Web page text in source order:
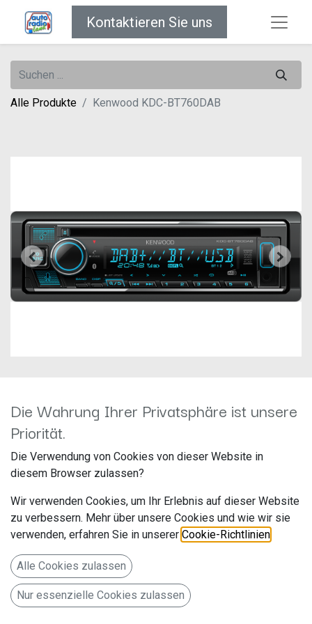
Kontaktieren Sie uns
Alle Produkte Kenwood KDC-BT760DAB
Kenwood KDC-BT760DAB
Hersteller: JVCKenwood
JVCKENWOOD Deutschland GmbH
Konrad-Adenauer-Allee 1-11
Bad Vilbel 61118
Deutschland www.de.jvckenwood.com
KDC-BT760DAB
Die Wahrung Ihrer Privatsphäre ist unsere
Priorität.
Die Verwendung von Cookies von dieser Website in
diesem Browser zulassen?
Wir verwenden Cookies, um Ihr Erlebnis auf dieser Website
zu verbessern. Mehr über unsere Cookies und wie wir sie
verwenden, erfahren Sie in unserer Cookie-Richtlinien
Alle Cookies zulassen
Nur essenzielle Cookies zulassen